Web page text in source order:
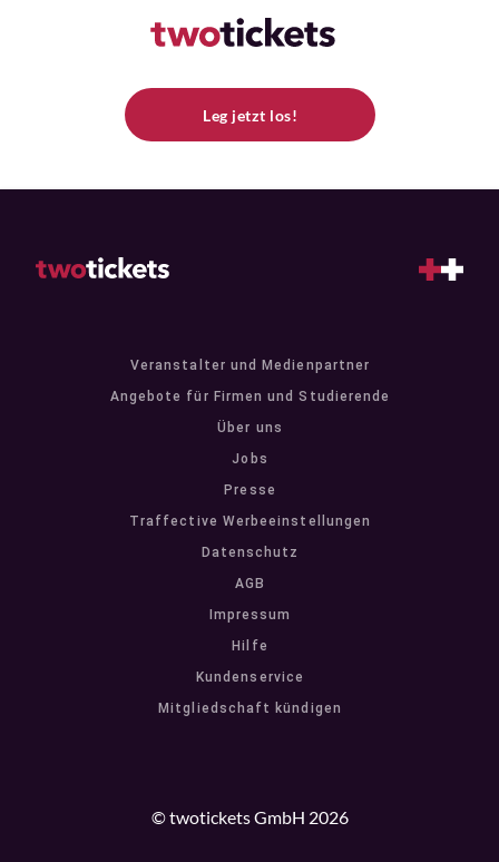
Leg jetzt los!
Veranstalter und Medienpartner
Angebote für Firmen und Studierende
Über uns
Jobs
Presse
Traffective Werbeeinstellungen
Datenschutz
AGB
Impressum
Hilfe
Kundenservice
Mitgliedschaft kündigen
© twotickets GmbH 2026